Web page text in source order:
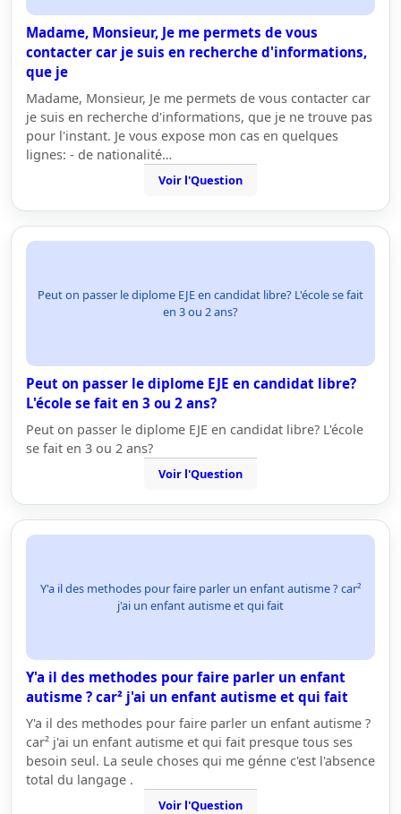
Madame, Monsieur, Je me permets de vous
contacter car je suis en recherche d'informations,
que je
Madame, Monsieur, Je me permets de vous contacter car
je suis en recherche d'informations, que je ne trouve pas
pour l'instant. Je vous expose mon cas en quelques
lignes: - de nationalité…
Voir l'Question
Peut on passer le diplome EJE en candidat libre? L'école se fait
en 3 ou 2 ans?
Peut on passer le diplome EJE en candidat libre?
L'école se fait en 3 ou 2 ans?
Peut on passer le diplome EJE en candidat libre? L'école
se fait en 3 ou 2 ans?
Voir l'Question
Y'a il des methodes pour faire parler un enfant autisme ? car²
j'ai un enfant autisme et qui fait
Y'a il des methodes pour faire parler un enfant
autisme ? car² j'ai un enfant autisme et qui fait
Y'a il des methodes pour faire parler un enfant autisme ?
car² j'ai un enfant autisme et qui fait presque tous ses
besoin seul. La seule choses qui me génne c'est l'absence
total du langage .
Voir l'Question